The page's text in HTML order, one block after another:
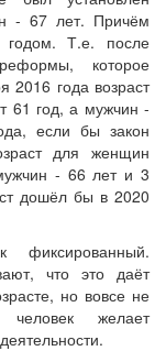
- 67 лет. Причём
Т.е. после
которое
2016 года возраст
61 год, а мужчин -
если бы закон
для женщин
- 66 лет и 3
дошёл бы в 2020
фиксированный.
что это даёт
но вовсе не
желает